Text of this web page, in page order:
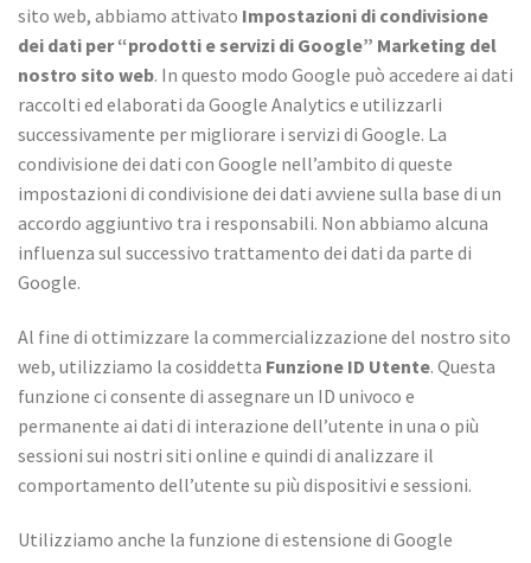
sito web, abbiamo attivato Impostazioni di condivisione
dei dati per “prodotti e servizi di Google” Marketing del
nostro sito web. In questo modo Google può accedere ai dati
raccolti ed elaborati da Google Analytics e utilizzarli
successivamente per migliorare i servizi di Google. La
condivisione dei dati con Google nell’ambito di queste
impostazioni di condivisione dei dati avviene sulla base di un
accordo aggiuntivo tra i responsabili. Non abbiamo alcuna
influenza sul successivo trattamento dei dati da parte di
Google.
Al fine di ottimizzare la commercializzazione del nostro sito
web, utilizziamo la cosiddetta Funzione ID Utente. Questa
funzione ci consente di assegnare un ID univoco e
permanente ai dati di interazione dell’utente in una o più
sessioni sui nostri siti online e quindi di analizzare il
comportamento dell’utente su più dispositivi e sessioni.
Utilizziamo anche la funzione di estensione di Google